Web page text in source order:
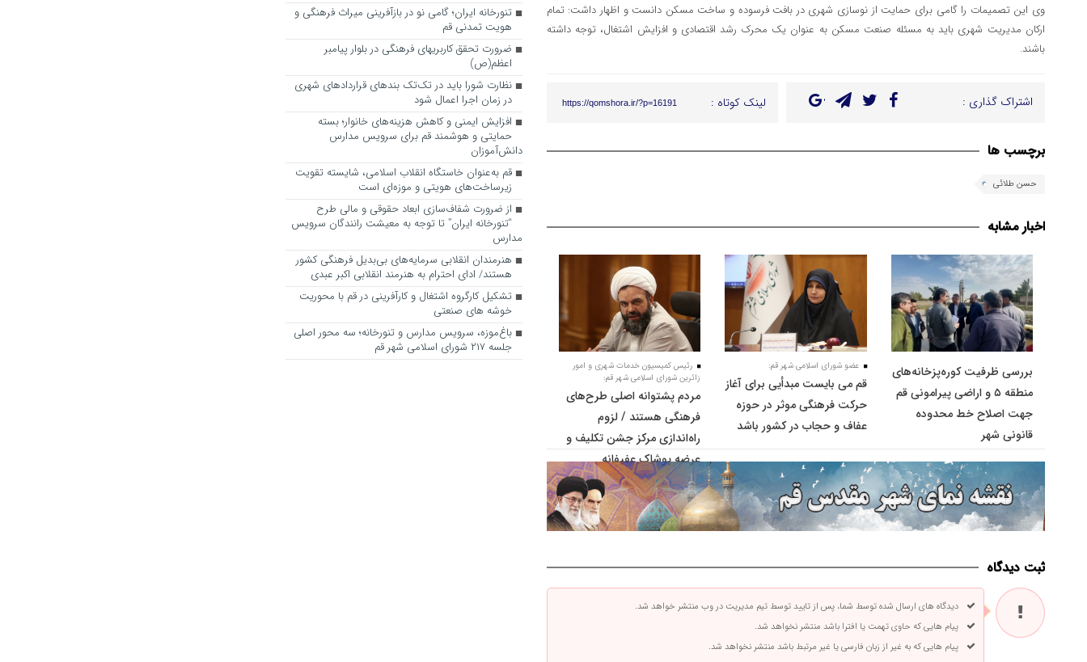
وی این تصمیمات را گامی برای حمایت از نوسازی شهری در بافت فرسوده و ساخت مسکن دانست و اظهار داشت: تمام
ارکان مدیریت شهری باید به مسئله صنعت مسکن به عنوان یک محرک رشد اقتصادی و افزایش اشتغال، توجه داشته
باشند.
اشتراک گذاری : لینک کوتاه : https://qomshora.ir/?p=16191
برچسب ها
حسن طلائی
اخبار مشابه
بررسی ظرفیت کوره‌پزخانه‌های
منطقه ۵ و اراضی پیرامونی قم
جهت اصلاح خط محدوده
قانونی شهر
عضو شورای اسلامی شهر قم:
قم می بایست مبدأیی برای آغاز
حرکت فرهنگی موثر در حوزه
عفاف و حجاب در کشور باشد
رئیس کمیسیون خدمات شهری و امور
زائرین شورای اسلامی شهر قم:
مردم پشتوانه اصلی طرح‌های
فرهنگی هستند / لزوم
راه‌اندازی مرکز جشن تکلیف و
عرضه پوشاک عفیفانه
ثبت دیدگاه
دیدگاه های ارسال شده توسط شما، پس از تایید توسط تیم مدیریت در وب منتشر خواهد شد.
پیام هایی که حاوی تهمت یا افترا باشد منتشر نخواهد شد.
پیام هایی که به غیر از زبان فارسی یا غیر مرتبط باشد منتشر نخواهد شد.
تنورخانه ایران؛ گامی نو در بازآفرینی میراث فرهنگی و
هویت تمدنی قم
ضرورت تحقق کاربری­های فرهنگی در بلوار پیامبر
اعظم(ص)
نظارت شورا باید در تک‌تک بندهای قراردادهای شهری
در زمان اجرا اعمال شود
افزایش ایمنی و کاهش هزینه‌های خانوار؛ بسته
حمایتی و هوشمند قم برای سرویس مدارس
دانش‌آموزان
قم به‌عنوان خاستگاه انقلاب اسلامی، شایسته تقویت
زیرساخت‌های هویتی و موزه‌ای است
از ضرورت شفاف‌سازی ابعاد حقوقی و مالی طرح
“تنورخانه ایران” تا توجه به معیشت رانندگان سرویس
مدارس
هنرمندان انقلابی سرمایه‌های بی‌بدیل فرهنگی کشور
هستند/ ادای احترام به هنرمند انقلابی اکبر عبدی
تشکیل کارگروه اشتغال و کارآفرینی در قم با محوریت
خوشه های صنعتی
باغ‌موزه، سرویس مدارس و تنورخانه؛ سه محور اصلی
جلسه ۲۱۷ شورای اسلامی شهر قم